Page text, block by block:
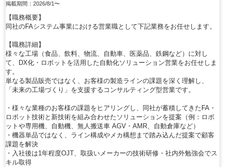
掲載期間：2026/8/1〜
【職務概要】
同社のFAシステム事業における営業職として下記業務をお任せします。
【職務詳細】
様々な工場（食品、飲料、物流、自動車、医薬品、鉄鋼など）に対し
て、DX化・ロボットを活用した自動化ソリューション営業をお任せしま
す。
単なる製品販売ではなく、お客様の製造ラインの課題を深く理解し、
「未来の工場づくり」を支援するコンサルティング型営業です。
・様々な業種のお客様の課題をヒアリングし、同社が蓄積してきたFA・
ロボット技術と新技術を組み合わせたソリューションを提案（例：ロボ
ットや専用機、自動機、無人搬送車 AGV・AMR、自動倉庫など）
・機器単品ではなく、ライン構成やメカ構想まで踏み込んだ提案で顧客
課題を解決
・入社後は1年程度OJT、取扱いメーカーの技術研修・社内外勉強会でス
キル取得